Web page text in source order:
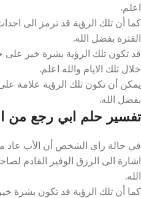
اعلم.
كما أن تلك الرؤية قد ترمز الى
الفترة بفضل الله.
قد تكون تلك الرؤية بشرة خير
خلال تلك الايام والله اعلم.
يمكن أن تكون تلك الرؤية علامة
بفضل الله.
تفسير حلم ابي رجع من
في حالة راي الشخص أن الأب عاد
اشارة الى الرزق الوفير القادم
الله.
كما أن تلك الرؤية قد تكون بشرة